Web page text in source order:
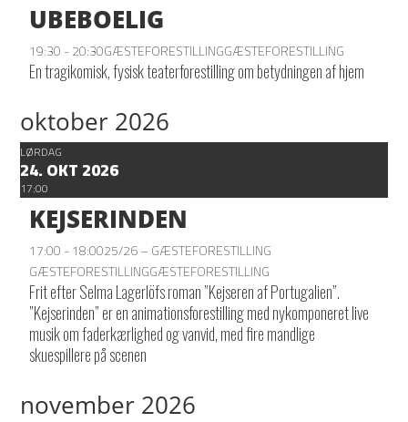
UBEBOELIG
19:30 - 20:30GÆSTEFORESTILLINGGÆSTEFORESTILLING
En tragikomisk, fysisk teaterforestilling om betydningen af hjem
oktober 2026
LØRDAG
24. OKT 2026
17:00
KEJSERINDEN
17:00 - 18:0025/26 – GÆSTEFORESTILLING
GÆSTEFORESTILLINGGÆSTEFORESTILLING
Frit efter Selma Lagerlöfs roman ”Kejseren af Portugalien”.
”Kejserinden” er en animationsforestilling med nykomponeret live
musik om faderkærlighed og vanvid, med fire mandlige
skuespillere på scenen
november 2026